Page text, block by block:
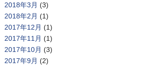
2018年3月 (3)
2018年2月 (1)
2017年12月 (1)
2017年11月 (1)
2017年10月 (3)
2017年9月 (2)